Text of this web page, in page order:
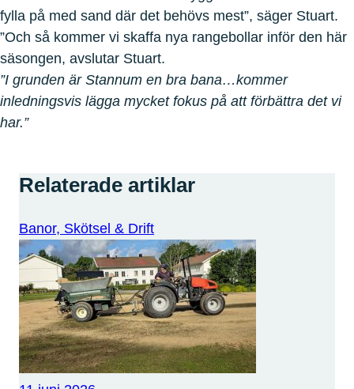
fylla på med sand där det behövs mest”, säger Stuart.
”Och så kommer vi skaffa nya rangebollar inför den här
säsongen, avslutar Stuart.
”I grunden är Stannum en bra bana…kommer
inledningsvis lägga mycket fokus på att förbättra det vi
har.”
Relaterade artiklar
Banor, Skötsel & Drift